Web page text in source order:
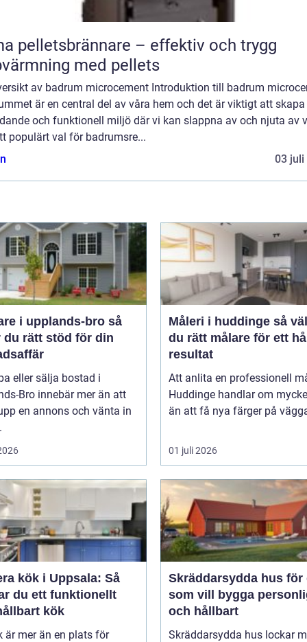
pelletsbrännare – effektiv och trygg
med pellets
av badrum microcement Introduktion till badrum
är en central del av våra hem och det är viktigt att skapa
och funktionell miljö där vi kan slappna av och njuta av
populärt val för badrumsre...
03 juli
i upplands-bro så
du rätt stöd för din
eller sälja bostad i
Bro innebär mer än att
en annons och vänta in
Måleri i huddinge så väljer
du rätt målare för ett
resultat
Att anlita en professionell
Huddinge handlar om
än att få nya färger på
01 juli 2026
kök i Uppsala: Så
du ett funktionellt
kök
är mer än en plats för
Skräddarsydda hus för
som vill bygga
och hållbart
Skräddarsydda hus lockar